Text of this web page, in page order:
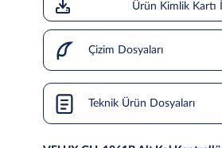
Ürün Kimlik Kartı
Çizim Dosyaları
Teknik Ürün Dosyaları